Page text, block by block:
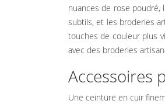
IDÉES DE
DÉCORATION
nuances de rose
subtils, et les broderies
touches de couleur plus
avec des broderies
Accessoires
Une ceinture en cuir